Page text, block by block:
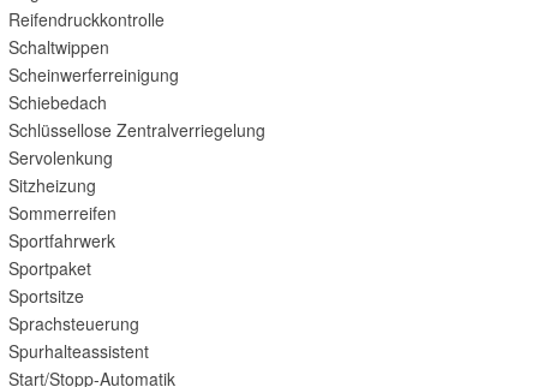
Reifendruckkontrolle
Schaltwippen
Scheinwerferreinigung
Schiebedach
Schlüssellose Zentralverriegelung
Servolenkung
Sitzheizung
Sommerreifen
Sportfahrwerk
Sportpaket
Sportsitze
Sprachsteuerung
Spurhalteassistent
Start/Stopp-Automatik